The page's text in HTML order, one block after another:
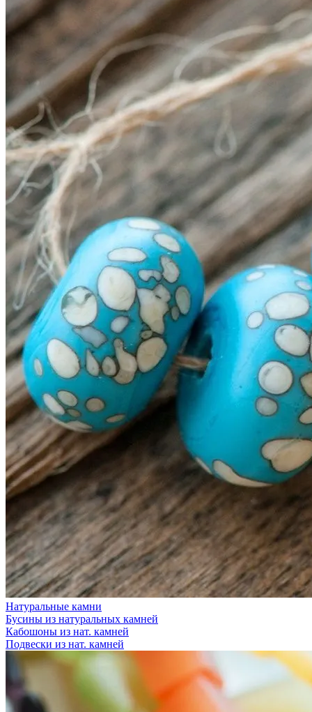
Натуральные камни
Бусины из натуральных камней
Кабошоны из нат. камней
Подвески из нат. камней